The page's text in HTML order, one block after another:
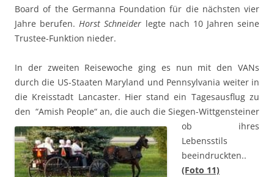
Board of the Germanna Foundation für die nächsten vier
Jahre berufen.Horst Schneider legte nach 10 Jahren seine
Trustee-Funktion nieder.
In der zweiten Reisewoche ging es nun mit den VANs
durch die US-Staaten Maryland und Pennsylvania weiter in
die Kreisstadt Lancaster. Hier stand ein Tagesausflug zu
den “Amish People“ an, die auch die Siegen-Wittgensteiner
ob ihres
Lebensstils
beeindruckten..
(Foto 11)